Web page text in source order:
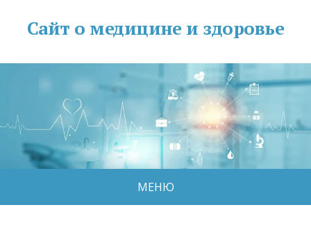
Сайт о медицине и здоровье
МЕНЮ